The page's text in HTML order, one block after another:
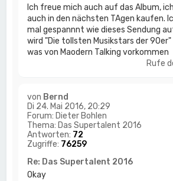
Ich freue mich auch auf das Album,
auch in den nächsten TAgen kaufen.
mal gespannnt wie dieses Sendung
wird "Die tollsten Musikstars der 90er"
was von Maodern Talking vorkommen
Rufe
von Bernd
Di 24. Mai 2016, 20:29
Forum: Dieter Bohlen
Thema: Das Supertalent 2016
Antworten: 72
Zugriffe: 76259
Re: Das Supertalent 2016
Okay